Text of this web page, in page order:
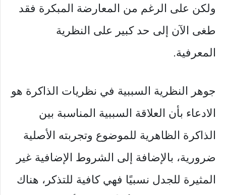
ولكن على الرغم من المعارضة المبكرة فقد
طغى الآن إلى حد كبير على النظرية
المعرفية.
جوهر النظرية السببية في نظريات الذاكرة هو
الادعاء بأن العلاقة السببية المناسبة بين
الذاكرة الظاهرية للموضوع وتجربته الأصلية
ضرورية، بالإضافة إلى الشروط الإضافية غير
المثيرة للجدل نسبيًا فهي كافية للتذكر، هناك